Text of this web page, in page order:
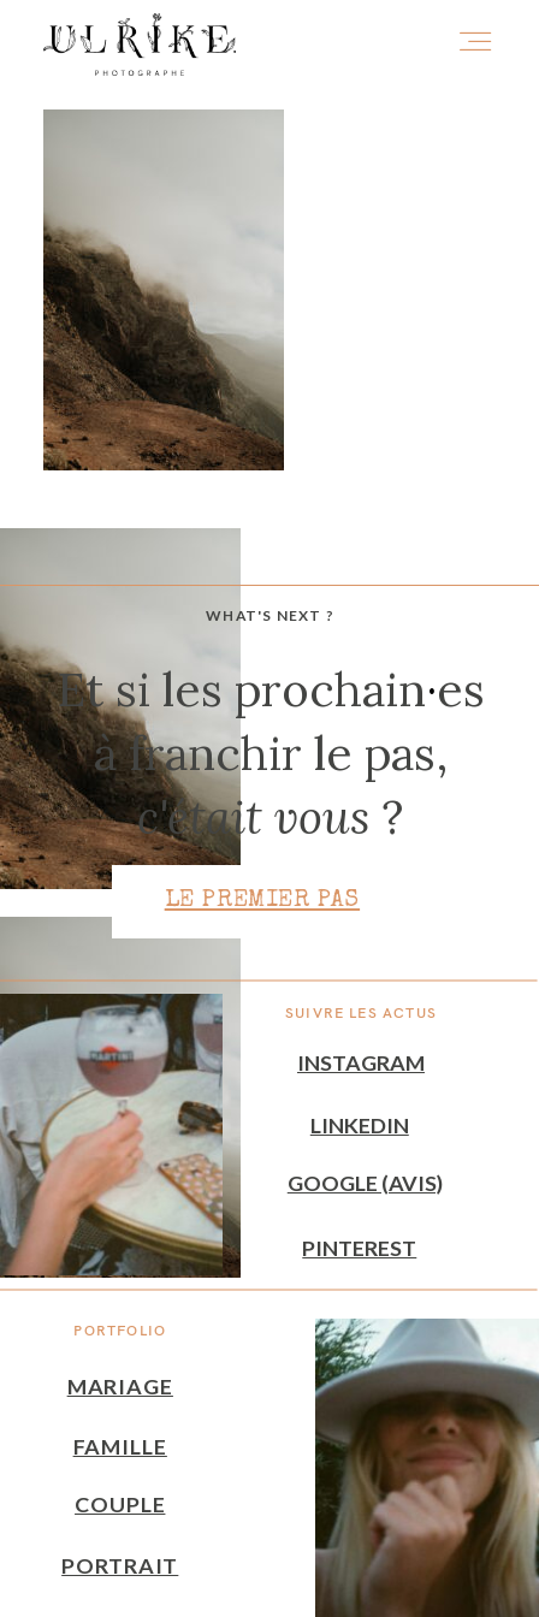
WHAT'S NEXT ?
PORTFOLIO
SUIVRE LES ACTUS
Et si les prochain·es
à franchir le pas,
c'était vous ?
MARIAGE
INSTAGRAM
GOOGLE (AVIS)
FAMILLE
PINTEREST
COUPLE
LINKEDIN
PORTRAIT
LE PREMIER PAS
PORTFOLIO
INFOS
JOURNAL
CONTACT